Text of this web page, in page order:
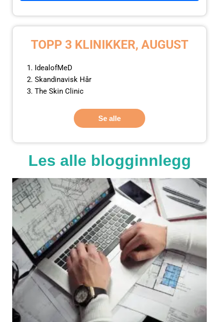
TOPP 3 KLINIKKER, AUGUST
IdealofMeD
Skandinavisk Hår
The Skin Clinic
Se alle
Les alle blogginnlegg